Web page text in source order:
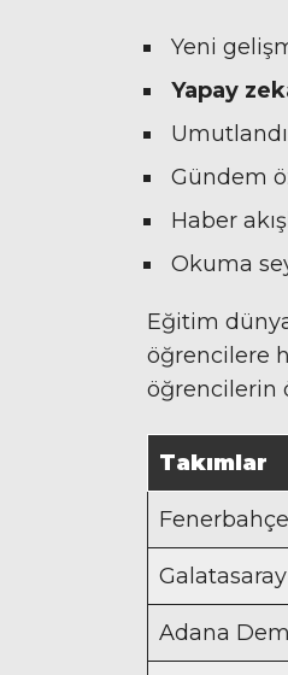
Yeni
Yapay
Gündem
Haber
Okuma
Eğitim
öğrencilere
öğrencilerin
Takımlar
Fenerbahçe
Galatasaray
Adana